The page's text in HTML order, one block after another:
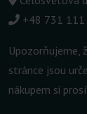
+48 731
Upozorňujeme,
stránce jsou
nákupem si